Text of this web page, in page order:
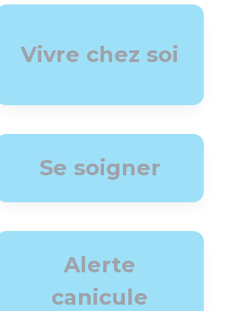
Vivre chez soi
Se soigner
Alerte
canicule